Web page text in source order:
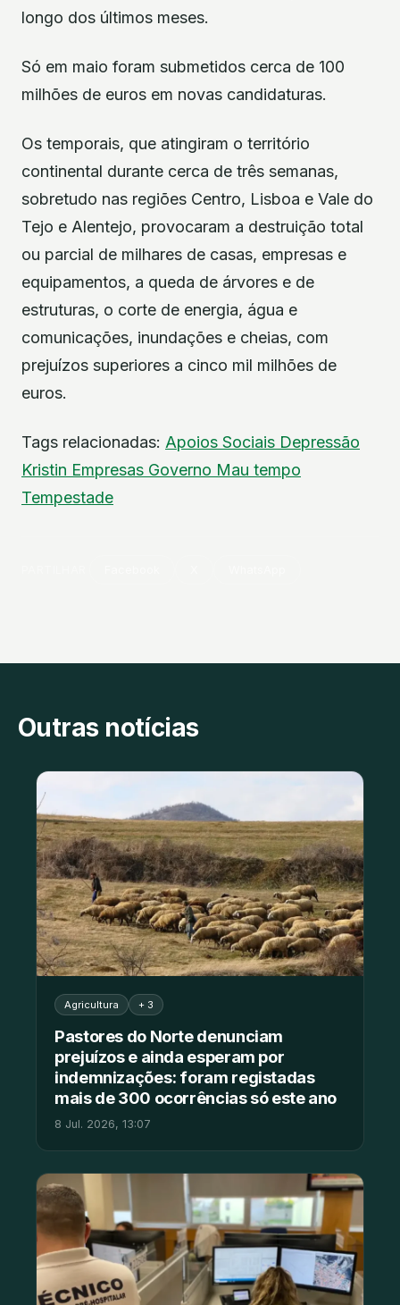
longo dos últimos meses.
Só em maio foram submetidos cerca de 100
milhões de euros em novas candidaturas.
Os temporais, que atingiram o território
continental durante cerca de três semanas,
sobretudo nas regiões Centro, Lisboa e Vale do
Tejo e Alentejo, provocaram a destruição total
ou parcial de milhares de casas, empresas e
equipamentos, a queda de árvores e de
estruturas, o corte de energia, água e
comunicações, inundações e cheias, com
prejuízos superiores a cinco mil milhões de
euros.
Tags relacionadas: Apoios Sociais Depressão
Kristin Empresas Governo Mau tempo
Tempestade
Outras notícias
Agricultura + 3
Pastores do Norte denunciam
prejuízos e ainda esperam por
indemnizações: foram registadas
mais de 300 ocorrências só este ano
8 Jul. 2026, 13:07